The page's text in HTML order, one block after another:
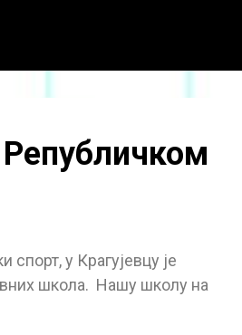
спорт, у Крагујевцу је
школа. Нашу школу на